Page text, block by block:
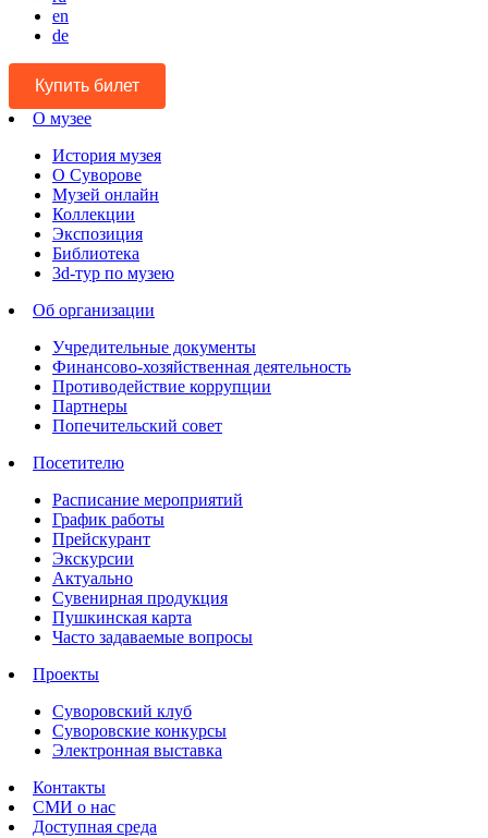
en
de
Купить билет
О музее
История музея
О Суворове
Музей онлайн
Коллекции
Экспозиция
Библиотека
3d-тур по музею
Об организации
Учредительные документы
Финансово-хозяйственная деятельность
Противодействие коррупции
Партнеры
Попечительский совет
Посетителю
Расписание мероприятий
График работы
Прейскурант
Экскурсии
Актуально
Сувенирная продукция
Пушкинская карта
Часто задаваемые вопросы
Проекты
Суворовский клуб
Суворовские конкурсы
Электронная выставка
Контакты
СМИ о нас
Доступная среда